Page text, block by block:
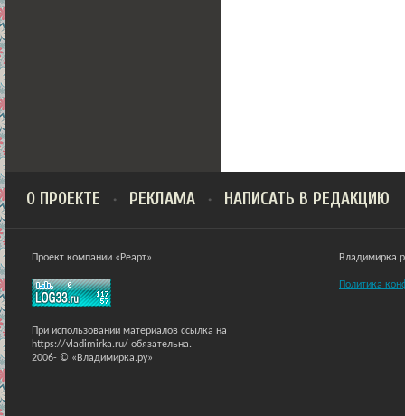
О ПРОЕКТЕ РЕКЛАМА НАПИСАТЬ В РЕДАКЦИЮ
Проект компании «Реарт»
При использовании материалов ссылка на
https://vladimirka.ru/ обязательна.
2006- © «Владимирка.ру»
Владимирка
Политика